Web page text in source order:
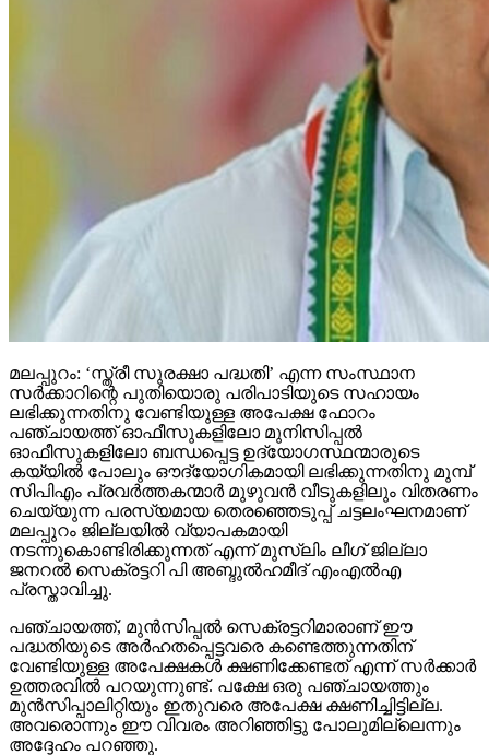
മലപ്പുറം: ‘സ്ത്രീ സുരക്ഷാ പദ്ധതി’ എന്ന സംസ്ഥാന
സര്‍ക്കാറിന്റെ പുതിയൊരു പരിപാടിയുടെ സഹായം
ലഭിക്കുന്നതിനു വേണ്ടിയുള്ള അപേക്ഷ ഫോറം
പഞ്ചായത്ത് ഓഫീസുകളിലോ മുനിസിപ്പല്‍
ഓഫീസുകളിലോ ബന്ധപ്പെട്ട ഉദ്യോഗസ്ഥന്മാരുടെ
കയ്യില്‍ പോലും ഔദ്യോഗികമായി ലഭിക്കുന്നതിനു മുമ്പ്
സിപിഎം പ്രവര്‍ത്തകന്മാര്‍ മുഴുവന്‍ വീടുകളിലും വിതരണം
ചെയ്യുന്ന പരസ്യമായ തെരഞ്ഞെടുപ്പ് ചട്ടലംഘനമാണ്
മലപ്പുറം ജില്ലയില്‍ വ്യാപകമായി
നടന്നുകൊണ്ടിരിക്കുന്നത് എന്ന് മുസ്‌ലിം ലീഗ് ജില്ലാ
ജനറല്‍ സെക്രട്ടറി പി അബ്ദുല്‍ഹമീദ് എംഎല്‍എ
പ്രസ്താവിച്ചു.
പഞ്ചായത്ത്, മുന്‍സിപ്പല്‍ സെക്രട്ടറിമാരാണ് ഈ
പദ്ധതിയുടെ അര്‍ഹതപ്പെട്ടവരെ കണ്ടെത്തുന്നതിന്
വേണ്ടിയുള്ള അപേക്ഷകള്‍ ക്ഷണിക്കേണ്ടത് എന്ന് സര്‍ക്കാര്‍
ഉത്തരവില്‍ പറയുന്നുണ്ട്. പക്ഷേ ഒരു പഞ്ചായത്തും
മുന്‍സിപ്പാലിറ്റിയും ഇതുവരെ അപേക്ഷ ക്ഷണിച്ചിട്ടില്ല.
അവരൊന്നും ഈ വിവരം അറിഞ്ഞിട്ടു പോലുമില്ലെന്നും
അദ്ദേഹം പറഞ്ഞു.